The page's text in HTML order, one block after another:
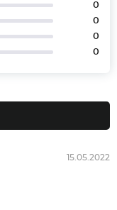
0
0
0
0
15.05.2022